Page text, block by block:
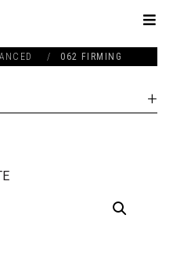
/ 062 FIRMING